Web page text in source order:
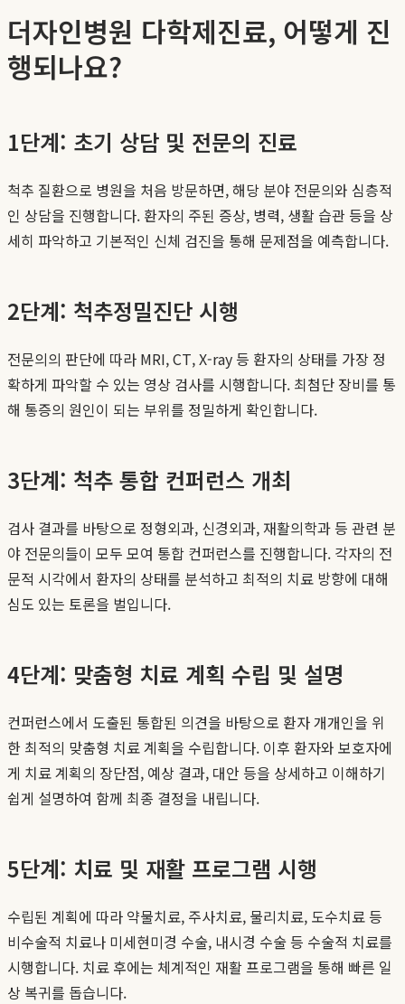
더자인병원 다학제진료, 어떻게 진
행되나요?
1단계: 초기 상담 및 전문의 진료
척추 질환으로 병원을 처음 방문하면, 해당 분야 전문의와 심층적
인 상담을 진행합니다. 환자의 주된 증상, 병력, 생활 습관 등을 상
세히 파악하고 기본적인 신체 검진을 통해 문제점을 예측합니다.
2단계: 척추정밀진단 시행
전문의의 판단에 따라 MRI, CT, X-ray 등 환자의 상태를 가장 정
확하게 파악할 수 있는 영상 검사를 시행합니다. 최첨단 장비를 통
해 통증의 원인이 되는 부위를 정밀하게 확인합니다.
3단계: 척추 통합 컨퍼런스 개최
검사 결과를 바탕으로 정형외과, 신경외과, 재활의학과 등 관련 분
야 전문의들이 모두 모여 통합 컨퍼런스를 진행합니다. 각자의 전
문적 시각에서 환자의 상태를 분석하고 최적의 치료 방향에 대해
심도 있는 토론을 벌입니다.
4단계: 맞춤형 치료 계획 수립 및 설명
컨퍼런스에서 도출된 통합된 의견을 바탕으로 환자 개개인을 위
한 최적의 맞춤형 치료 계획을 수립합니다. 이후 환자와 보호자에
게 치료 계획의 장단점, 예상 결과, 대안 등을 상세하고 이해하기
쉽게 설명하여 함께 최종 결정을 내립니다.
5단계: 치료 및 재활 프로그램 시행
수립된 계획에 따라 약물치료, 주사치료, 물리치료, 도수치료 등
비수술적 치료나 미세현미경 수술, 내시경 수술 등 수술적 치료를
시행합니다. 치료 후에는 체계적인 재활 프로그램을 통해 빠른 일
상 복귀를 돕습니다.